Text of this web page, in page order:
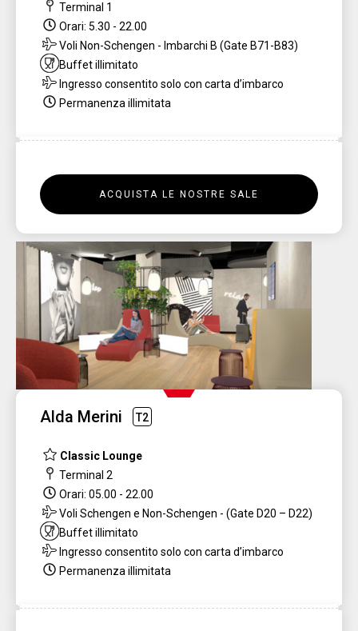
Terminal 1
Orari: 5.30 - 22.00
Voli Non-Schengen - Imbarchi B (Gate B71-B83)
Buffet illimitato
Ingresso consentito solo con carta d’imbarco
Permanenza illimitata
ACQUISTA LE NOSTRE SALE
Alda Merini T2
Classic Lounge
Terminal 2
Orari: 05.00 - 22.00
Voli Schengen e Non-Schengen - (Gate D20 – D22)
Buffet illimitato
Ingresso consentito solo con carta d’imbarco
Permanenza illimitata